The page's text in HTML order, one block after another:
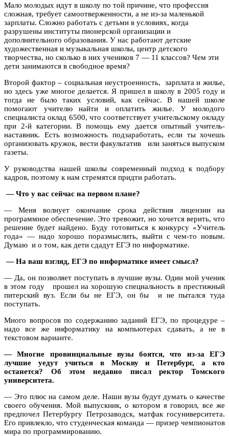
Мало молодых идут в школу по той причине, что профессия
сложная, требует самоотверженности, а не из-за маленькой
зарплаты. Сложно работать с детьми в условиях, когда
разрушены институты пионерской организации и
дополнительного образования. У нас работают детские
художественная и музыкальная школы, центр детского
творчества, но сколько в них учеников 7 — 11 классов? Чем эти
дети занимаются в свободное время?
Второй фактор – социальная неустроенность, зарплата и жилье,
но здесь уже многое делается. Я пришел в школу в 2005 году и
тогда не было таких условий, как сейчас. В нашей школе
помогают учителю найти и оплатить жилье. У молодого
специалиста оклад 6500, что соответствует учительскому окладу
при 2-й категории. В помощь ему дается опытный учитель-
наставник. Есть возможность подзаработать, если ты хочешь
организовать кружок, вести факультатив или заняться выпуском
газеты.
У руководства нашей школы современный подход к подбору
кадров, поэтому к нам стремятся придти работать.
— Что у вас сейчас на первом плане?
— Меня волнует окончание срока действия лицензии на
программное обеспечение. Это тревожит, но хочется верить, что
решение будет найдено. Буду готовиться к конкурсу «Учитель
года» — надо хорошо поразмыслить, выйти с чем-то новым.
Думаю и о том, как дети сдадут ЕГЭ по информатике.
— На ваш взгляд, ЕГЭ по информатике имеет смысл?
— Да, он позволяет поступать в лучшие вузы. Один мой ученик
в этом году
прошел на хорошую специальность в престижный
питерский вуз. Если бы не ЕГЭ, он бы
и не пытался туда
поступать.
Много вопросов по содержанию заданий ЕГЭ, по процедуре –
надо все же информатику на компьютерах сдавать, а не в
текстовом варианте.
— Многие провинциальные вузы боятся, что из-за ЕГЭ
лучшие уедут учиться в Москву и Петербург, а кто
останется? Об этом недавно писал ректор Томского
университета.
— Это плюс на самом деле. Наши вузы будут думать о качестве
своего обучения. Мой выпускник, о котором я говорил, все же
предпочел Петербургу Петрозаводск, матфак госуниверситета.
Его привлекло, что студенческая команда — призер чемпионатов
мира по программированию.